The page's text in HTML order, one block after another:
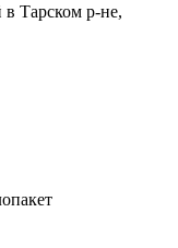
Тарском р-не,